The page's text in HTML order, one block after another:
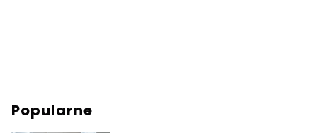
Popularne